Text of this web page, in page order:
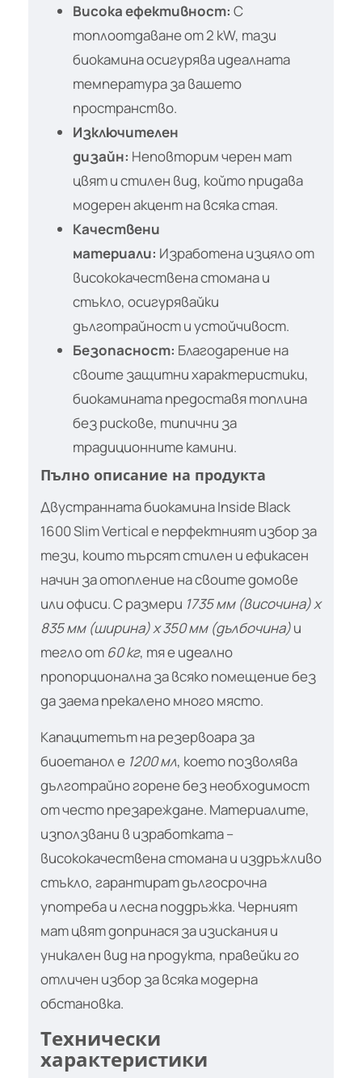
Висока ефективност: С
топлоотдаване от 2 kW, тази
биокамина осигурява идеалната
температура за вашето
пространство.
Изключителен
дизайн: Неповторим черен мат
цвят и стилен вид, който придава
модерен акцент на всяка стая.
Качествени
материали: Изработена изцяло от
висококачествена стомана и
стъкло, осигурявайки
дълготрайност и устойчивост.
Безопасност: Благодарение на
своите защитни характеристики,
биокамината предоставя топлина
без рискове, типични за
традиционните камини.
Пълно описание на продукта
Двустранната биокамина Inside Black
1600 Slim Vertical е перфектният избор за
тези, които търсят стилен и ефикасен
начин за отопление на своите домове
или офиси. С размери 1735 мм (височина) x
835 мм (ширина) x 350 мм (дълбочина)и
тегло от 60 кг, тя е идеално
пропорционална за всяко помещение без
да заема прекалено много място.
Капацитетът на резервоара за
биоетанол е 1200 мл, което позволява
дълготрайно горене без необходимост
от често презареждане. Материалите,
използвани в изработката –
висококачествена стомана и издръжливо
стъкло, гарантират дългосрочна
употреба и лесна поддръжка. Черният
мат цвят допринася за изискания и
уникален вид на продукта, правейки го
отличен избор за всяка модерна
обстановка.
Технически
характеристики